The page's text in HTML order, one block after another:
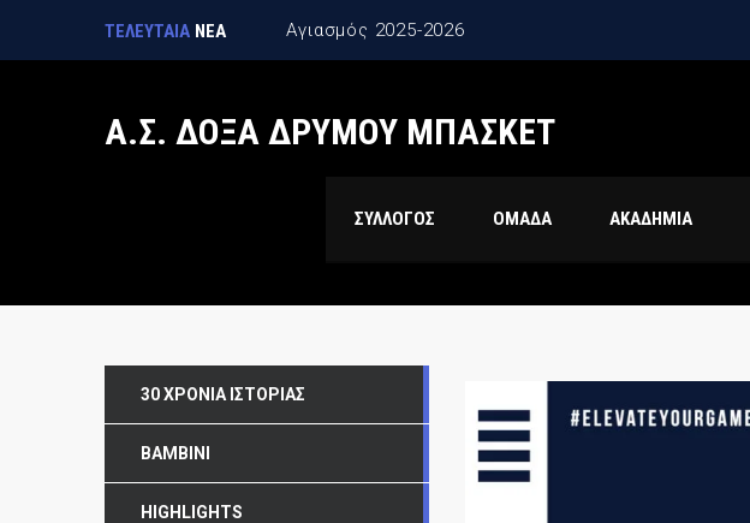
ΤΕΛΕΥΤΑΙΑ ΝΕΑ Αγιασμός 2025-2026
Α.Σ. ΔΟΞΑ ΔΡΥΜΟΥ ΜΠΑΣΚΕΤ
ΣΥΛΛΟΓΟΣ ΟΜΑΔΑ ΑΚΑΔΗΜΙΑ
30 ΧΡΌΝΙΑ ΙΣΤΟΡΊΑΣ
BAMBINI
HIGHLIGHTS